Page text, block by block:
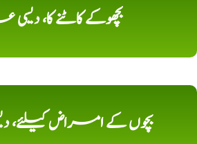
بچھوکے کاٹنے کا،
بچوں کے امراض کیلئے،